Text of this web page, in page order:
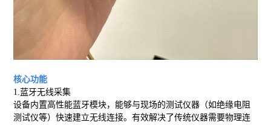
核心功能
1.蓝牙无线采集
设备内置高性能蓝牙模块，能够与现场的测试仪器（如绝缘电阻
测试仪等）快速建立无线连接。有效解决了传统仪器需要物理连